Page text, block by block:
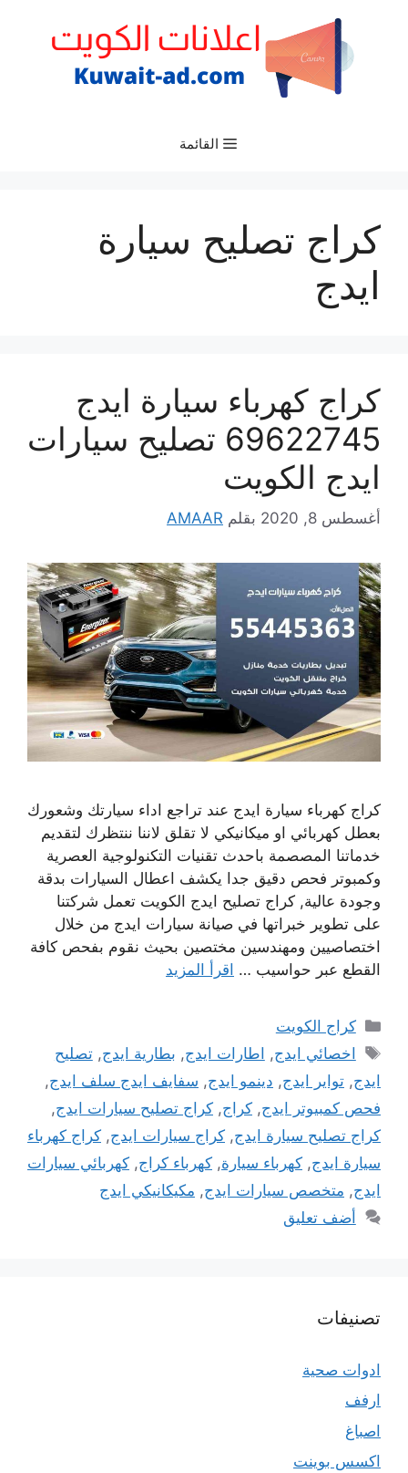
القائمة
كراج تصليح سيارة
ايدج
كراج كهرباء سيارة ايدج
69622745 تصليح سيارات
ايدج الكويت
أغسطس 8, 2020 بقلم AMAAR
كراج كهرباء سيارة ايدج عند تراجع اداء سيارتك وشعورك
بعطل كهربائي او ميكانيكي لا تقلق لاننا ننتظرك لتقديم
خدماتنا المصصمة باحدث تقنيات التكنولوجية العصرية
وكمبوتر فحص دقيق جدا يكشف اعطال السيارات بدقة
وجودة عالية, كراج تصليح ايدج الكويت تعمل شركتنا
على تطوير خبراتها في صيانة سيارات ايدج من خلال
اختصاصيين ومهندسين مختصين بحيث نقوم بفحص كافة
القطع عبر حواسيب … اقرأ المزيد
التصنيفات
كراج الكويت
الوسوم
اخصائي ايدج, اطارات ايدج, بطارية ايدج,تصليح
ايدج, تواير ايدج, دينمو ايدج, سفايف ايدج سلف ايدج,
فحص كمبيوتر ايدج, كراج, كراج تصليح سيارات ايدج,
كراج تصليح سيارة ايدج, كراج سيارات ايدج, كراج كهرباء
سيارة ايدج, كهرباء سيارة, كهرباء كراج, كهربائي سيارات
ايدج, متخصص سيارات ايدج, مكيكانيكي ايدج
أضف تعليق
تصنيفات
ادوات صحية
ارفف
اصباغ
اكسس بوينت